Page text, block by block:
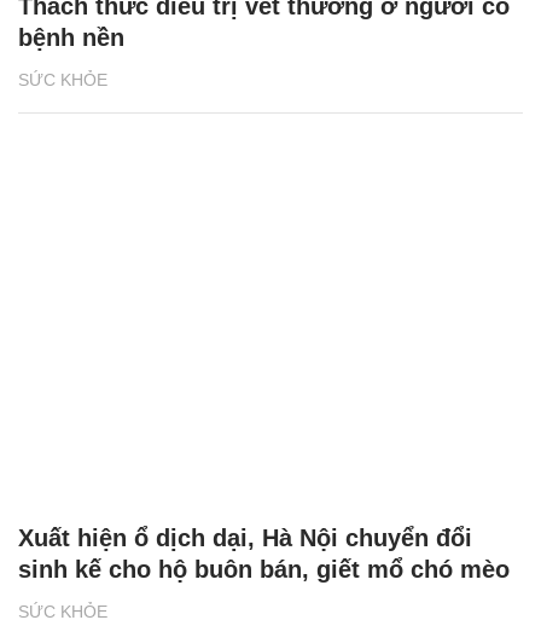
SỨC KHỎE
Thách thức điều trị vết thương ở người có
bệnh nền
SỨC KHỎE
Xuất hiện ổ dịch dại, Hà Nội chuyển đổi
sinh kế cho hộ buôn bán, giết mổ chó mèo